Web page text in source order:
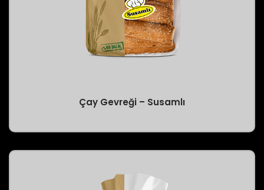
Çay Gevreği – Susamlı